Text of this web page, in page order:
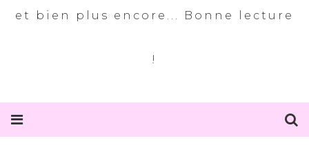
et bien plus encore... Bonne lecture
!